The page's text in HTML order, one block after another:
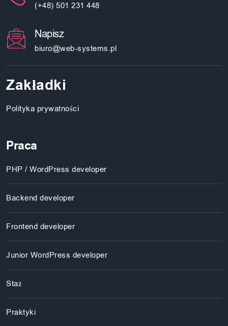
(+48) 501 231 448
Napisz
biuro@web-systems.pl
Zakładki
Polityka prywatności
Praca
PHP / WordPress developer
Backend developer
Frontend developer
Junior WordPress developer
Staż
Praktyki